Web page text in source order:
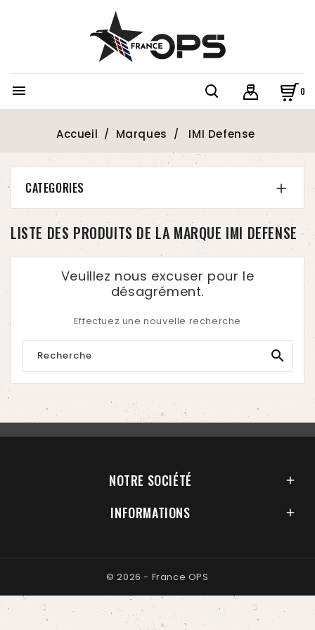
 0
Accueil Marques IMI Defense
CATEGORIES 
LISTE DES PRODUITS DE LA MARQUE IMI DEFENSE
Veuillez nous excuser pour le
désagrément.
Effectuez une nouvelle recherche

NOTRE SOCIÉTÉ 
INFORMATIONS 
© 2026 - France OPS